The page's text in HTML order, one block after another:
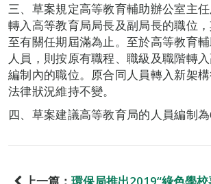
三、草案規定高等教育輔助辦公室主
轉入高等教育局局長及副局長的職位
至有關任期屆滿為止。至於高等教育
人員，則按原有職程、職級及職階轉
編制內的職位。原合同人員轉入新架
法律狀況維持不變。
四、草案建議高等教育局的人員編制為